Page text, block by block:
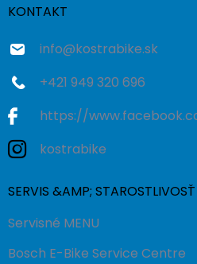
KONTAKT
info@kostrabike.sk
+421 949 320 696
https://
kostrabike
SERVIS &AMP; STAROSTLIVOSŤ
Servisné MENU
Bosch E-Bike Service Centre